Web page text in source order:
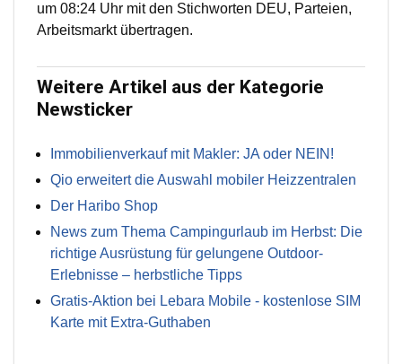
um 08:24 Uhr mit den Stichworten DEU, Parteien,
Arbeitsmarkt übertragen.
Weitere Artikel aus der Kategorie
Newsticker
Immobilienverkauf mit Makler: JA oder NEIN!
Qio erweitert die Auswahl mobiler Heizzentralen
Der Haribo Shop
News zum Thema Campingurlaub im Herbst: Die
richtige Ausrüstung für gelungene Outdoor-
Erlebnisse – herbstliche Tipps
Gratis-Aktion bei Lebara Mobile - kostenlose SIM
Karte mit Extra-Guthaben